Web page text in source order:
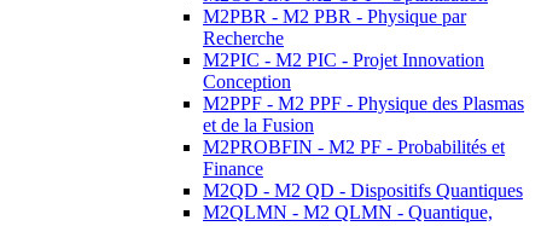
M2PBR - M2 PBR - Physique par
Recherche
M2PIC - M2 PIC - Projet Innovation
Conception
M2PPF - M2 PPF - Physique des Plasmas
et de la Fusion
M2PROBFIN - M2 PF - Probabilités et
Finance
M2QD - M2 QD - Dispositifs Quantiques
M2QLMN - M2 QLMN - Quantique,